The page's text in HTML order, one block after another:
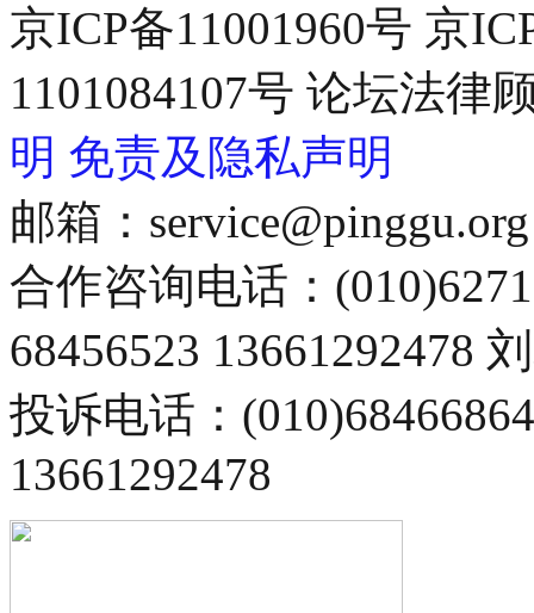
京ICP备11001960号 京
1101084107号 论坛法律
明 免责及隐私声明
邮箱：service@pinggu.org
合作咨询电话：
68456523 13661292478
投诉电话：
13661292478